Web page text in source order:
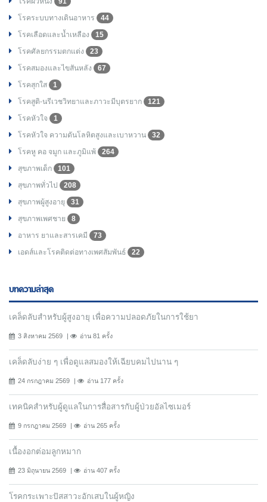
โรคระบบทางเดินอาหาร
44
โรคเลือดและน้ำเหลือง
15
โรคศัลยกรรมตกแต่ง
23
โรคสมองและไขสันหลัง
67
โรคสุกใส
1
โรคสูติ-นรีเวชวิทยาและภาวะมีบุตรยาก
121
โรคหัวใจ
1
โรคหัวใจ ความดันโลหิตสูงและเบาหวาน
32
โรคหู คอ จมูก และภูมิแพ้
264
สุขภาพเด็ก
101
สุขภาพทั่วไป
208
สุขภาพผู้สูงอายุ
31
สุขภาพเพศชาย
8
อาหาร ยาและสารเคมี
73
เอดส์และโรคติดต่อทางเพศสัมพันธ์
22
บทความล่าสุด
เคล็ดลับสำหรับผู้สูงอายุ เพื่อความปลอดภัยในการใช้ยา
3 สิงหาคม 2569 อ่าน 81 ครั้ง
เคล็ดลับง่าย ๆ เพื่อดูแลสมองให้เฉียบคมไปนาน ๆ
24 กรกฎาคม 2569 อ่าน 177 ครั้ง
เทคนิคสำหรับผู้ดูแลในการสื่อสารกับผู้ป่วยอัลไซเมอร์
9 กรกฎาคม 2569 อ่าน 265 ครั้ง
เนื้องอกต่อมลูกหมาก
23 มิถุนายน 2569 อ่าน 407 ครั้ง
โรคกระเพาะปัสสาวะอักเสบในผู้หญิง